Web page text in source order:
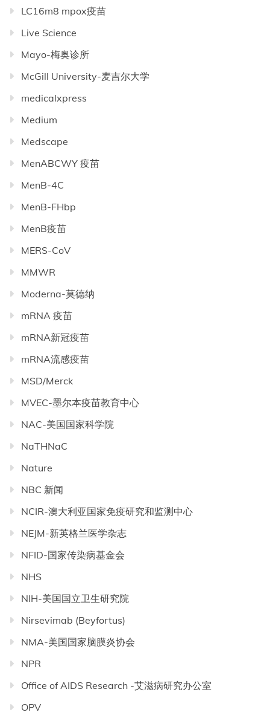
LC16m8 mpox疫苗
Live Science
Mayo-梅奥诊所
McGill University-麦吉尔大学
medicalxpress
Medium
Medscape
MenABCWY 疫苗
MenB-4C
MenB-FHbp
MenB疫苗
MERS-CoV
MMWR
Moderna-莫德纳
mRNA 疫苗
mRNA新冠疫苗
mRNA流感疫苗
MSD/Merck
MVEC-墨尔本疫苗教育中心
NAC-美国国家科学院
NaTHNaC
Nature
NBC 新闻
NCIR-澳大利亚国家免疫研究和监测中心
NEJM-新英格兰医学杂志
NFID-国家传染病基金会
NHS
NIH-美国国立卫生研究院
Nirsevimab (Beyfortus)
NMA-美国国家脑膜炎协会
NPR
Office of AIDS Research -艾滋病研究办公室
OPV